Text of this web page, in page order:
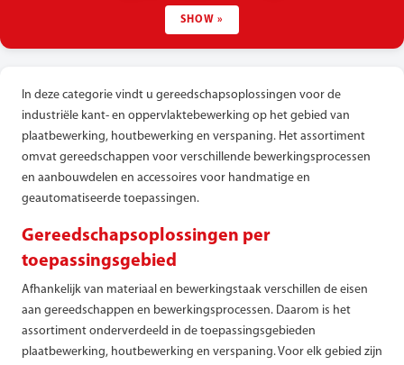
SHOW »
In deze categorie vindt u gereedschapsoplossingen voor de
industriële kant- en oppervlaktebewerking op het gebied van
plaatbewerking, houtbewerking en verspaning. Het assortiment
omvat gereedschappen voor verschillende bewerkingsprocessen
en aanbouwdelen en accessoires voor handmatige en
geautomatiseerde toepassingen.
Gereedschapsoplossingen per
toepassingsgebied
Afhankelijk van materiaal en bewerkingstaak verschillen de eisen
aan gereedschappen en bewerkingsprocessen. Daarom is het
assortiment onderverdeeld in de toepassingsgebieden
plaatbewerking, houtbewerking en verspaning. Voor elk gebied zijn